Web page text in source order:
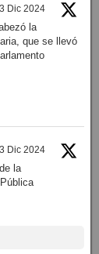
Dic 2024
la
que se llevó
Dic 2024
la